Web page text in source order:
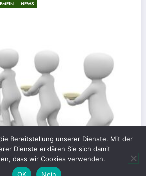
NEWS
Bereitstellung unserer Dienste. Mit der
Dienste erklären Sie sich damit
dass wir Cookies verwenden.
OK
Nein